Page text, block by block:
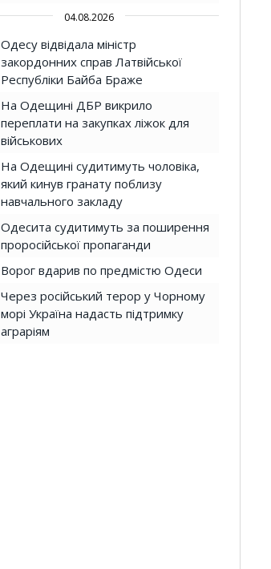
04.08.2026
Одесу відвідала міністр
закордонних справ Латвійської
Республіки Байба Браже
На Одещині ДБР викрило
переплати на закупках ліжок для
військових
На Одещині судитимуть чоловіка,
який кинув гранату поблизу
навчального закладу
Одесита судитимуть за поширення
проросійської пропаганди
Ворог вдарив по предмістю Одеси
Через російський терор у Чорному
морі Україна надасть підтримку
аграріям